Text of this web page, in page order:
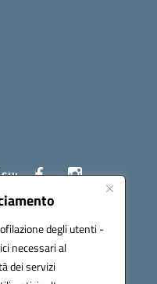
degli utenti -
necessari al
dei servizi